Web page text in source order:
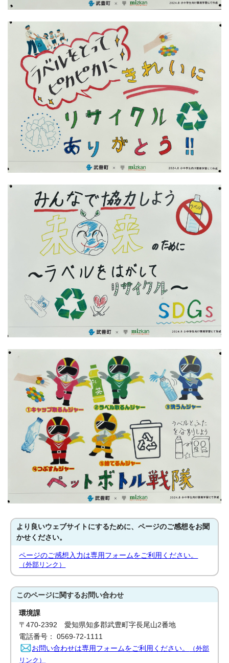
より良いウェブサイトにするために、ページのご感想をお聞
かせください。
ページのご感想入力は専用フォームをご利用ください。
（外部リンク）
このページに関するお問い合わせ
環境課
〒470-2392 愛知県知多郡武豊町字長尾山2番地
電話番号： 0569-72-1111
お問い合わせは専用フォームをご利用ください。
（外部
リンク）